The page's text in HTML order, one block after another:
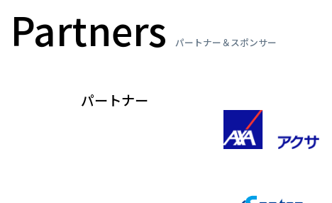
Partners パートナー＆スポンサー
パートナー